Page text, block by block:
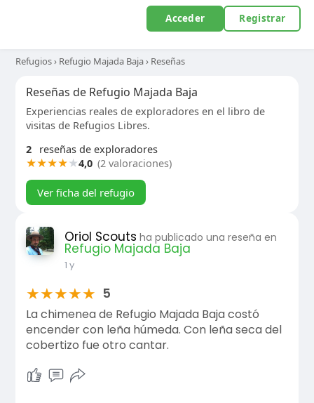
Acceder Registrar
Refugios› Refugio Majada Baja› Reseñas
Reseñas de Refugio Majada Baja
Experiencias reales de exploradores en el libro de
visitas de Refugios Libres.
2
reseñas de exploradores
★★★★★4,0 (2 valoraciones)
Ver ficha del refugio
Oriol Scouts ha publicado una reseña en
Refugio Majada Baja
1 y
★★★★★ 5
La chimenea de Refugio Majada Baja costó
encender con leña húmeda. Con leña seca del
cobertizo fue otro cantar.